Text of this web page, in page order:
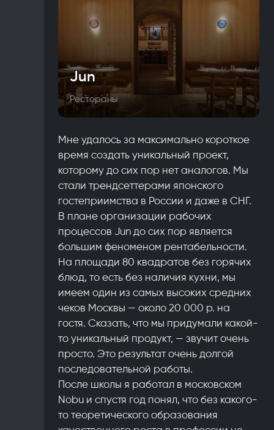
Мне удалось за максимально короткое
время создать уникальный проект,
которому до сих пор нет аналогов. Мы
стали трендсеттерами японского
гостеприимства в России и даже в СНГ.
В плане организации рабочих
процессов Jun до сих пор является
большим феноменом рентабельности.
На площади 80 квадратов без горячих
блюд, то есть без наличия кухни, мы
имеем один из самых высоких средних
чеков Москвы — около 20 000 р. на
гостя. Сказать, что мы придумали какой-
то уникальный продукт, — звучит очень
просто. Это результат очень долгой
последовательной работы.
После школы я работал в московском
Nobu и спустя год понял, что без какого-
то теоретического образования
Jun
Рестораны